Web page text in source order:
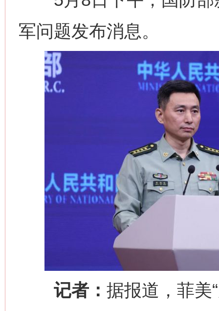
军问题发布消息。
记者： 据报道，菲美